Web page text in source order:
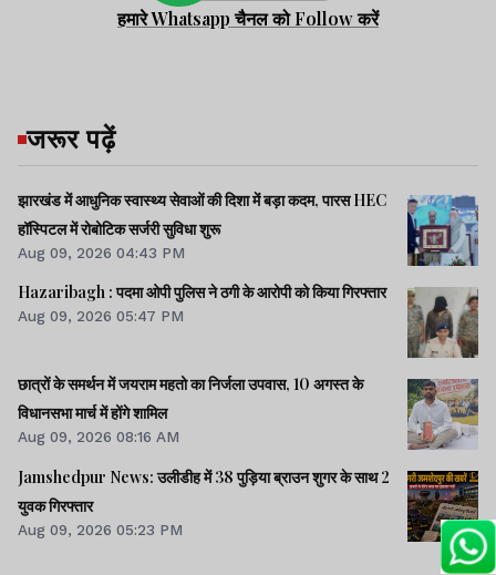
हमारे Whatsapp चैनल को Follow करें
जरूर पढ़ें
झारखंड में आधुनिक स्वास्थ्य सेवाओं की दिशा में बड़ा कदम, पारस HEC
हॉस्पिटल में रोबोटिक सर्जरी सुविधा शुरू
Aug 09, 2026 04:43 PM
Hazaribagh : पदमा ओपी पुलिस ने ठगी के आरोपी को किया गिरफ्तार
Aug 09, 2026 05:47 PM
छात्रों के समर्थन में जयराम महतो का निर्जला उपवास, 10 अगस्त के
विधानसभा मार्च में होंगे शामिल
Aug 09, 2026 08:16 AM
Jamshedpur News: उलीडीह में 38 पुड़िया ब्राउन शुगर के साथ 2
युवक गिरफ्तार
Aug 09, 2026 05:23 PM